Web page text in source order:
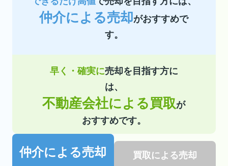
仲介による売却がおすすめで
す。
早く・確実に売却を目指す方に
は、
不動産会社による買取が
おすすめです。
仲介による売却 買取による売却